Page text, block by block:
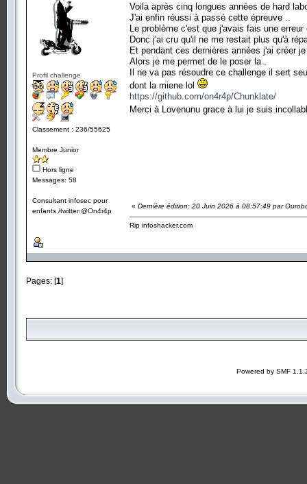
Profil challenge
Classement : 236/55625
Membre Junior
Hors ligne
Messages: 58
Consultant infosec pour
enfants /twitter:@On4r4p
Voila après cinq longues années de hard
J'ai enfin réussi à passé cette épreuve ..
Le problème c'est que j'avais fais une
Donc j'ai cru qu'il ne me restait plus qu'à
Et pendant ces dernières années j'ai créer
Alors je me permet de le poser la .
Il ne va pas résoudre ce challenge il sert
dont la miene lol
https://github.com/on4r4p/Chunklate/
Merci à Lovenunu grace à lui je suis
« Dernière édition: 20 Juin 2026 à 08:57:49 par
Rip infoshacker.com
Pages: [1]
Powered by SMF